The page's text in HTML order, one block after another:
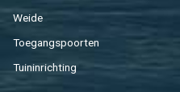
Weide
Toe­gangs­poor­ten
Tuin­in­rich­ting